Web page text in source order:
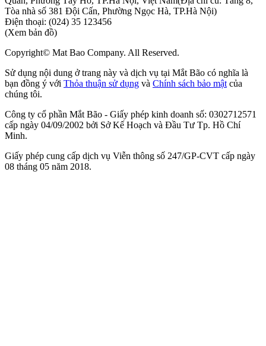
Tòa nhà số 381 Đội Cấn, Phường Ngọc Hà, TP.Hà Nội)
Điện thoại: (024) 35 123456
(Xem bản đồ)
Copyright© Mat Bao Company. All Reserved.
Sử dụng nội dung ở trang này và dịch vụ tại Mắt Bão có nghĩa là
bạn đồng ý với Thỏa thuận sử dụng và Chính sách bảo mật của
chúng tôi.
Công ty cổ phần Mắt Bão - Giấy phép kinh doanh số: 0302712571
cấp ngày 04/09/2002 bởi Sở Kế Hoạch và Đầu Tư Tp. Hồ Chí
Minh.
Giấy phép cung cấp dịch vụ Viễn thông số 247/GP-CVT cấp ngày
08 tháng 05 năm 2018.